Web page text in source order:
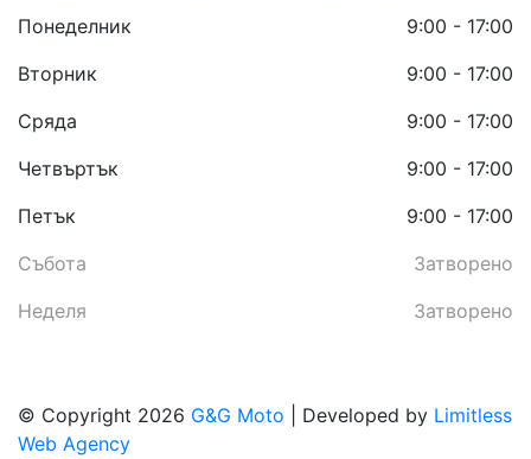
Понеделник
9:00 - 17:00
Вторник
9:00 - 17:00
Сряда
9:00 - 17:00
Четвъртък
9:00 - 17:00
Петък
9:00 - 17:00
Събота
Затворено
Неделя
Затворено
© Copyright 2026 G&G Moto | Developed by Limitless
Web Agency